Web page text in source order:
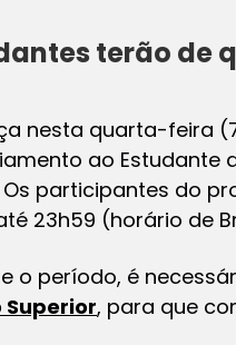
terão de
nesta quarta-feira
ao Estudante
participantes do
23h59 (horário de
o período, é
Superior, para que